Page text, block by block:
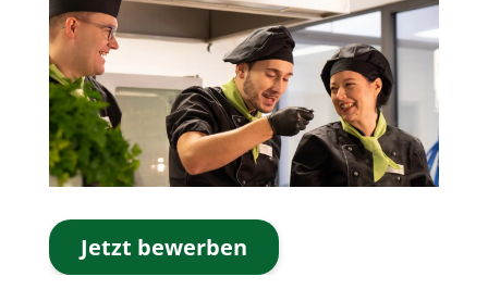
Jetzt bewerben